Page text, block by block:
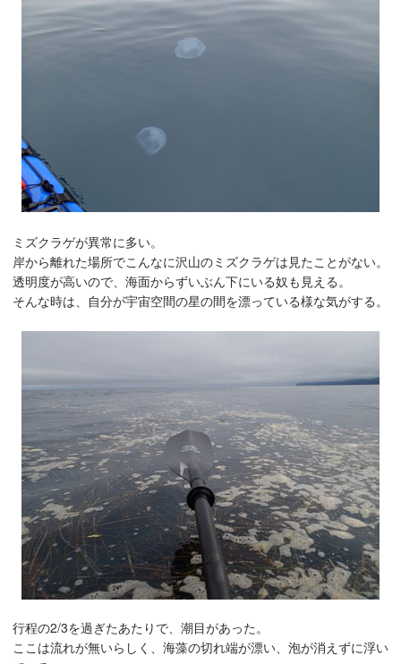
ミズクラゲが異常に多い。
岸から離れた場所でこんなに沢山のミズクラゲは見たことがない。
透明度が高いので、海面からずいぶん下にいる奴も見える。
そんな時は、自分が宇宙空間の星の間を漂っている様な気がする。
行程の2/3を過ぎたあたりで、潮目があった。
ここは流れが無いらしく、海藻の切れ端が漂い、泡が消えずに浮い